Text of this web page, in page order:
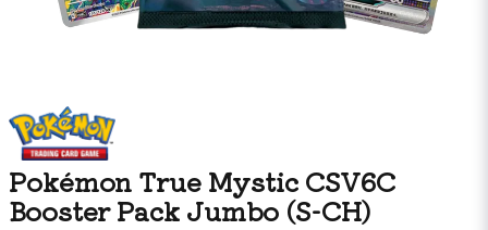
Pokémon True Mystic CSV6C
Booster Pack Jumbo (S-CH)